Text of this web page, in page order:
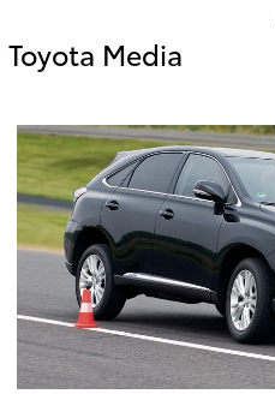
Toyota Media